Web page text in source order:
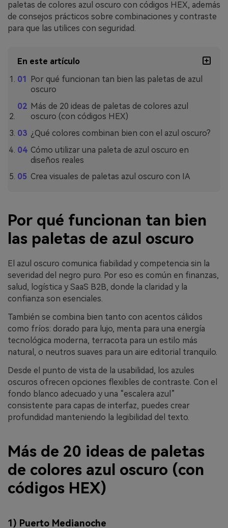
paletas de colores azul oscuro con códigos HEX, además
de consejos prácticos sobre combinaciones y contraste
para que las utilices con seguridad.
En este artículo
Por qué funcionan tan bien las paletas de azul
oscuro
Más de 20 ideas de paletas de colores azul
oscuro (con códigos HEX)
¿Qué colores combinan bien con el azul oscuro?
Cómo utilizar una paleta de azul oscuro en
diseños reales
Crea visuales de paletas azul oscuro con IA
Por qué funcionan tan bien
las paletas de azul oscuro
El azul oscuro comunica fiabilidad y competencia sin la
severidad del negro puro. Por eso es común en finanzas,
salud, logística y SaaS B2B, donde la claridad y la
confianza son esenciales.
También se combina bien tanto con acentos cálidos
como fríos: dorado para lujo, menta para una energía
tecnológica moderna, terracota para un estilo más
natural, o neutros suaves para un aire editorial tranquilo.
Desde el punto de vista de la usabilidad, los azules
oscuros ofrecen opciones flexibles de contraste. Con el
fondo blanco adecuado y una “escalera azul”
consistente para capas de interfaz, puedes crear
profundidad manteniendo la legibilidad del texto.
Más de 20 ideas de paletas
de colores azul oscuro (con
códigos HEX)
1) Puerto Medianoche